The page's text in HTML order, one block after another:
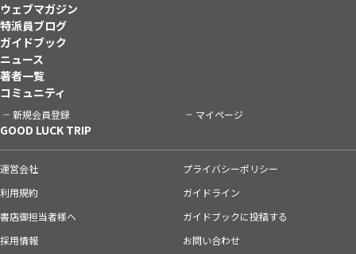
ウェブマガジン
特派員ブログ
ガイドブック
ニュース
著者一覧
コミュニティ
新規会員登録 マイページ
GOOD LUCK TRIP
運営会社
プライバシーポリシー
利用規約
ガイドライン
書店御担当者様へ
ガイドブックに投稿する
採用情報
お問い合わせ